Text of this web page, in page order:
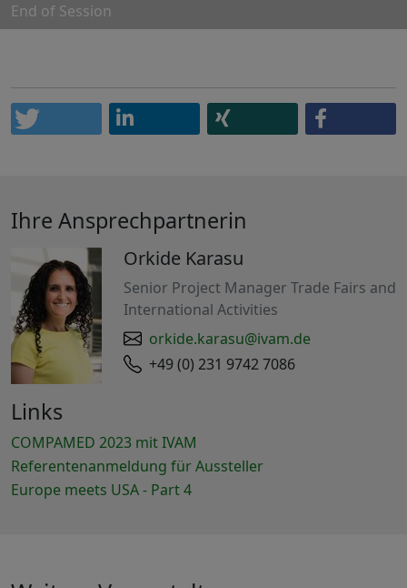
End of Session
Ihre Ansprechpartnerin
Orkide Karasu
Senior Project Manager Trade Fairs and
International Activities
orkide.karasu@ivam.de
+49 (0) 231 9742 7086
Links
COMPAMED 2023 mit IVAM
Referentenanmeldung für Aussteller
Europe meets USA - Part 4